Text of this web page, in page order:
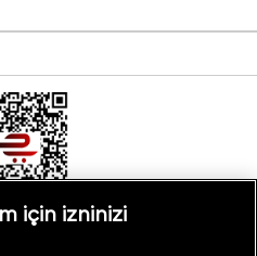
için izninizi